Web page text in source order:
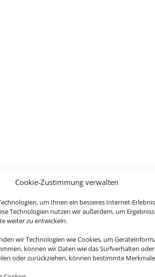
Cookie-Zustimmung verwalten
um Ihnen ein besseres Internet-
Technologien nutzen wir außerdem, um
weiter zu entwickeln.
wir Technologien wie Cookies, um
können wir Daten wie das Surfverhalten
oder zurückziehen, können bestimmte